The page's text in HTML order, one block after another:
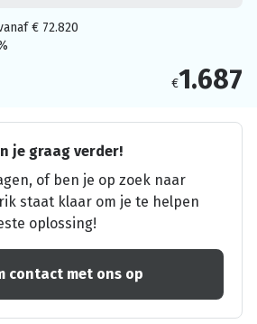
€ 72.820
€1.687
je graag verder!
of ben je op zoek naar
staat klaar om je te helpen
oplossing!
contact met ons op